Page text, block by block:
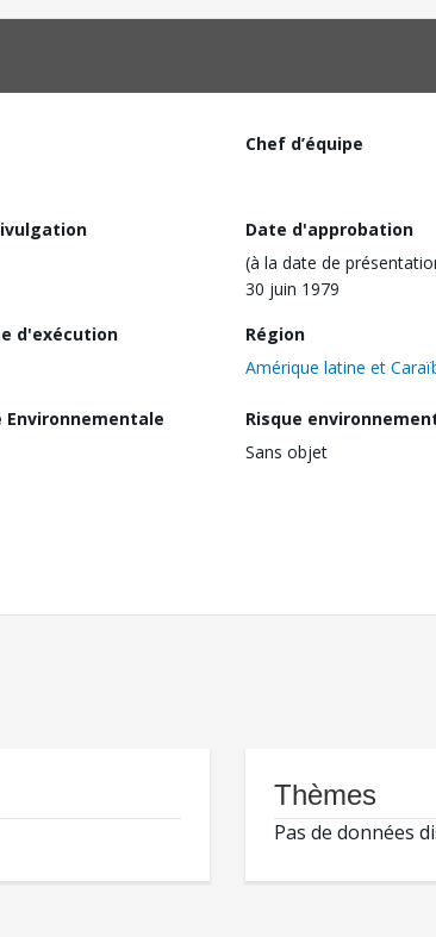
Chef d’équipe
Date d'approbation
(à la date de
30 juin 1979
d'exécution
Région
Amérique latine et
Environnementale
Risque
Sans objet
Thèmes
Pas de données